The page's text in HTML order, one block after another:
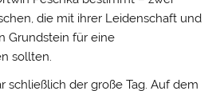
die mit ihrer Leidenschaft und
Grundstein für eine
sollten.
schließlich der große Tag. Auf dem